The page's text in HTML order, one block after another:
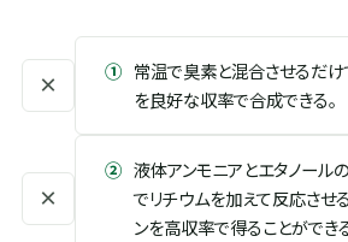
× ① 常温で臭素と混合させるだけ
を良好な収率で合成できる。
×
② 液体アンモニアとエタノール
でリチウムを加えて反応させ
ンを高収率で得ることができ